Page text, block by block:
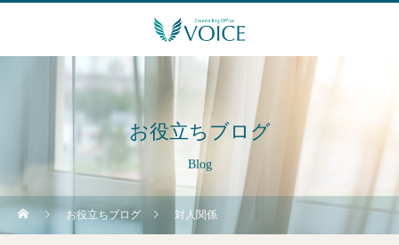
お役立ちブログ
Blog
お役立ちブログ 対人関係